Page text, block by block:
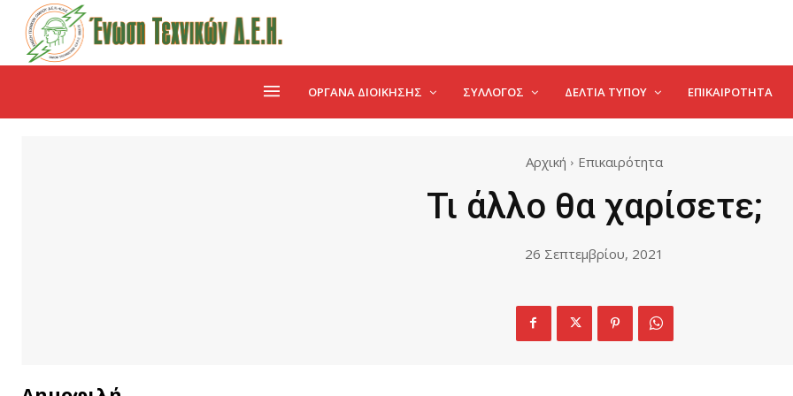
ΌΡΓΑΝΑ ΔΙΟΊΚΗΣΗΣ ΣΥΛΛΟΓΟΣ ΔΕΛΤΊΑ ΤΎΠΟΥ ΕΠΙΚΑΙΡΌΤΗΤΑ
Αρχική Επικαιρότητα
Τι άλλο θα χαρίσετε;
26 Σεπτεμβρίου, 2021